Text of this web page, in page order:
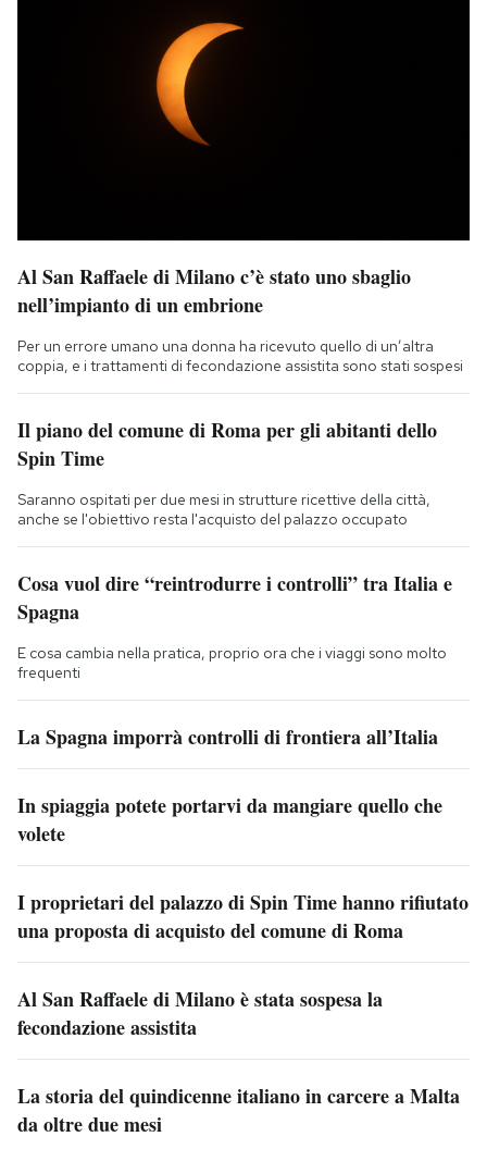
Al San Raffaele di Milano c’è stato uno sbaglio
nell’impianto di un embrione
Per un errore umano una donna ha ricevuto quello di un’altra
coppia, e i trattamenti di fecondazione assistita sono stati sospesi
Il piano del comune di Roma per gli abitanti dello
Spin Time
Saranno ospitati per due mesi in strutture ricettive della città,
anche se l'obiettivo resta l'acquisto del palazzo occupato
Cosa vuol dire “reintrodurre i controlli” tra Italia e
Spagna
E cosa cambia nella pratica, proprio ora che i viaggi sono molto
frequenti
La Spagna imporrà controlli di frontiera all’Italia
In spiaggia potete portarvi da mangiare quello che
volete
I proprietari del palazzo di Spin Time hanno rifiutato
una proposta di acquisto del comune di Roma
Al San Raffaele di Milano è stata sospesa la
fecondazione assistita
La storia del quindicenne italiano in carcere a Malta
da oltre due mesi